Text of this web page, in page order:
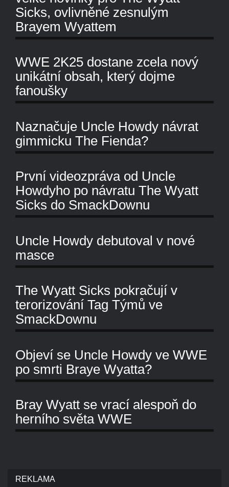
Sicks, ovlivněné zesnulým
Brayem Wyattem
WWE 2K25 dostane zcela nový
unikátní obsah, který dojme
fanoušky
Naznačuje Uncle Howdy návrat
gimmicku The Fienda?
První videozpráva od Uncle
Howdyho po návratu The Wyatt
Sicks do SmackDownu
Uncle Howdy debutoval v nové
masce
The Wyatt Sicks pokračují v
terorizování Tag Týmů ve
SmackDownu
Objeví se Uncle Howdy ve WWE
po smrti Braye Wyatta?
Bray Wyatt se vrací alespoň do
herního světa WWE
REKLAMA